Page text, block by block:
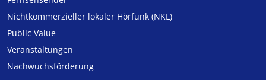
Nicht­kommer­zieller lo­ka­ler Hör­funk (NKL)
Public Value
Veranstaltungen
Nachwuchsförderung